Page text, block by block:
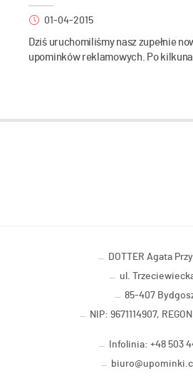
01-04-2015
Dziś uruchomiliśmy nasz zupełnie
upominków reklamowych. Po
DOTTER Agata
ul.
85-407
NIP: 9671114907,
Infolinia: +48 503